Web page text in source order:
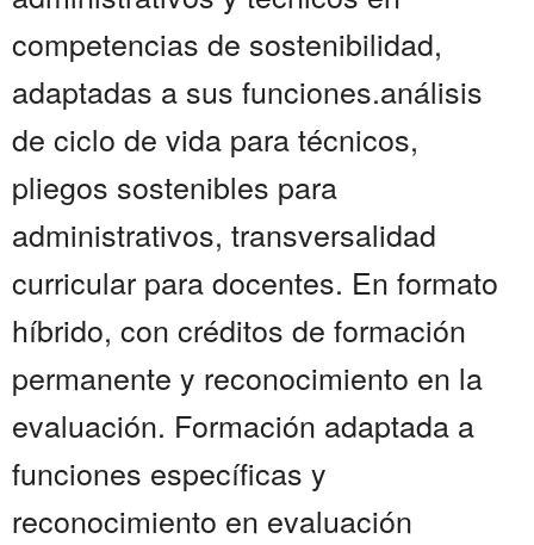
competencias de sostenibilidad,
adaptadas a sus funciones.análisis
de ciclo de vida para técnicos,
pliegos sostenibles para
administrativos, transversalidad
curricular para docentes. En formato
híbrido, con créditos de formación
permanente y reconocimiento en la
evaluación. Formación adaptada a
funciones específicas y
reconocimiento en evaluación